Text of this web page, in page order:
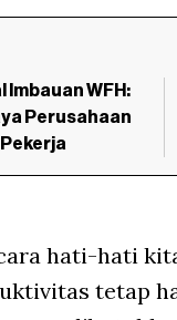
Imbauan WFH:
Perusahaan
Pekerja
hati-hati
tetap